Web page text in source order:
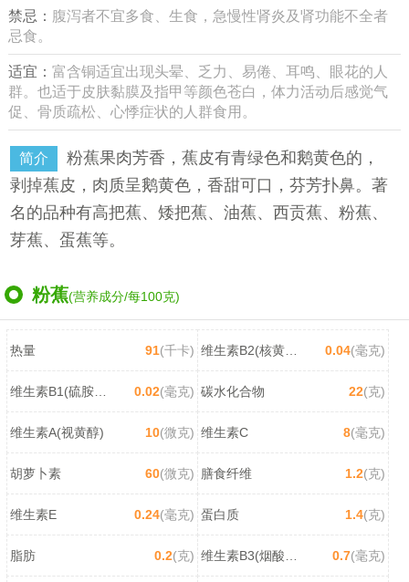
禁忌： 腹泻者不宜多食、生食，急慢性肾炎及肾功能不全者
忌食。
适宜： 富含铜适宜出现头晕、乏力、易倦、耳鸣、眼花的人
群。也适于皮肤黏膜及指甲等颜色苍白，体力活动后感觉气
促、骨质疏松、心悸症状的人群食用。
简介
粉蕉果肉芳香，蕉皮有青绿色和鹅黄色的，
剥掉蕉皮，肉质呈鹅黄色，香甜可口，芬芳扑鼻。著
名的品种有高把蕉、矮把蕉、油蕉、西贡蕉、粉蕉、
芽蕉、蛋蕉等。
粉蕉(营养成分/每100克)
热量 91(千卡) 维生素B2(核黄素) 0.04(毫克)
维生素B1(硫胺素) 0.02(毫克) 碳水化合物 22(克)
维生素A(视黄醇) 10(微克) 维生素C 8(毫克)
胡萝卜素 60(微克) 膳食纤维 1.2(克)
维生素E 0.24(毫克) 蛋白质 1.4(克)
脂肪 0.2(克) 0.7(毫克)